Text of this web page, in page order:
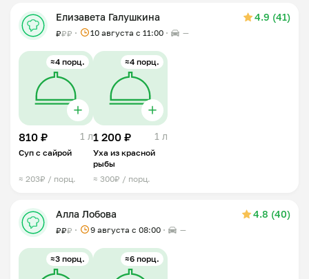
Елизавета Галушкина 4.9 (41)
₽₽₽ 10 августа с 11:00 —
≈4 порц.
810 ₽ 1 л
Суп с сайрой
≈ 203₽ / порц.
≈4 порц.
1 200 ₽ 1 л
Уха из красной
рыбы
≈ 300₽ / порц.
Алла Лобова 4.8 (40)
₽₽₽ 9 августа с 08:00 —
≈3 порц. ≈6 порц.